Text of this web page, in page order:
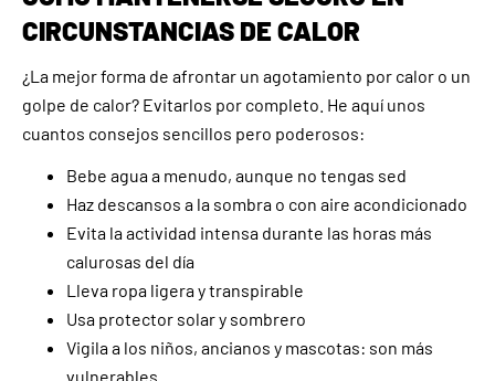
CIRCUNSTANCIAS DE CALOR
¿La mejor forma de afrontar un agotamiento por calor o un
golpe de calor? Evitarlos por completo. He aquí unos
cuantos consejos sencillos pero poderosos:
Bebe agua a menudo, aunque no tengas sed
Haz descansos a la sombra o con aire acondicionado
Evita la actividad intensa durante las horas más
calurosas del día
Lleva ropa ligera y transpirable
Usa protector solar y sombrero
Vigila a los niños, ancianos y mascotas: son más
vulnerables